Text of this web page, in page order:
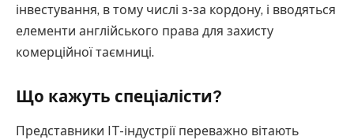
інвестування, в тому числі з-за кордону, і вводяться
елементи англійського права для захисту
комерційної таємниці.
Що кажуть спеціалісти?
Представники IT-індустрії переважно вітають